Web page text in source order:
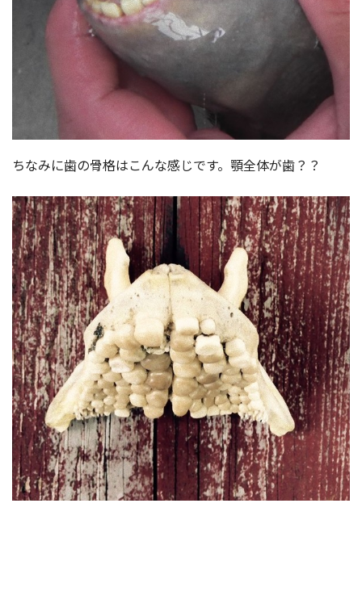
ちなみに歯の骨格はこんな感じです。顎全体が歯？？